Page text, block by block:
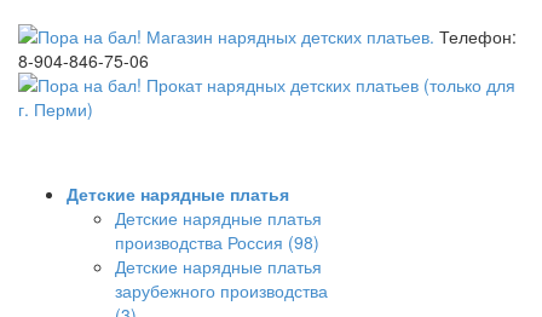
Телефон:
8-904-846-75-06
Детские нарядные платья
Детские нарядные платья
производства Россия (98)
Детские нарядные платья
зарубежного производства